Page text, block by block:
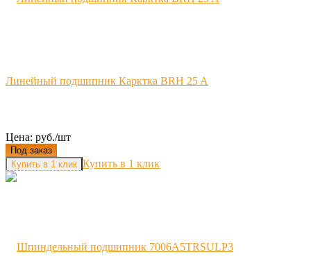
Линейный подшипник Карктка BRH 25 A
Цена: руб./шт
Под заказ
Купить в 1 клик